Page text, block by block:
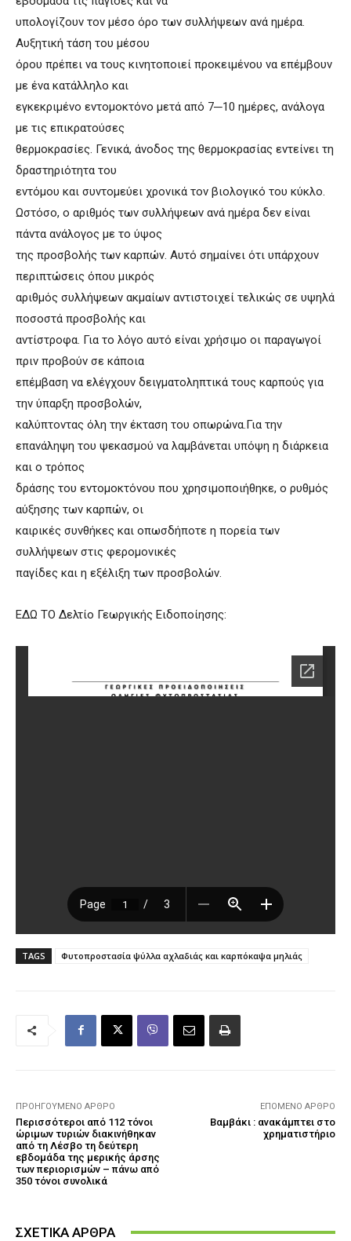
υπολογίζουν τον μέσο όρο των συλλήψεων ανά ημέρα.
Αυξητική τάση του μέσου
όρου πρέπει να τους κινητοποιεί προκειμένου να επέμβουν
με ένα κατάλληλο και
εγκεκριμένο εντομοκτόνο μετά από 7─10 ημέρες, ανάλογα
με τις επικρατούσες
θερμοκρασίες. Γενικά, άνοδος της θερμοκρασίας εντείνει τη
δραστηριότητα του
εντόμου και συντομεύει χρονικά τον βιολογικό του κύκλο.
Ωστόσο, ο αριθμός των συλλήψεων ανά ημέρα δεν είναι
πάντα ανάλογος με το ύψος
της προσβολής των καρπών. Αυτό σημαίνει ότι υπάρχουν
περιπτώσεις όπου μικρός
αριθμός συλλήψεων ακμαίων αντιστοιχεί τελικώς σε υψηλά
ποσοστά προσβολής και
αντίστροφα. Για το λόγο αυτό είναι χρήσιμο οι παραγωγοί
πριν προβούν σε κάποια
επέμβαση να ελέγχουν δειγματοληπτικά τους καρπούς για
την ύπαρξη προσβολών,
καλύπτοντας όλη την έκταση του οπωρώνα.Για την
επανάληψη του ψεκασμού να λαμβάνεται υπόψη η διάρκεια
και ο τρόπος
δράσης του εντομοκτόνου που χρησιμοποιήθηκε, ο ρυθμός
αύξησης των καρπών, οι
καιρικές συνθήκες και οπωσδήποτε η πορεία των
συλλήψεων στις φερομονικές
παγίδες και η εξέλιξη των προσβολών.
ΕΔΩ ΤΟ Δελτίο Γεωργικής Ειδοποίησης:
TAGS Φυτοπροστασία ψύλλα αχλαδιάς και καρπόκαψα μηλιάς
ΠΡΟΗΓΟΎΜΕΝΟ ΆΡΘΡΟ
Περισσότεροι από 112 τόνοι
ώριμων τυριών διακινήθηκαν
από τη Λέσβο τη δεύτερη
εβδομάδα της μερικής άρσης
των περιορισμών – πάνω από
350 τόνοι συνολικά
ΕΠΌΜΕΝΟ ΆΡΘΡΟ
Βαμβάκι : ανακάμπτει στο
χρηματιστήριο
ΣΧΕΤΙΚΑ ΑΡΘΡΑ